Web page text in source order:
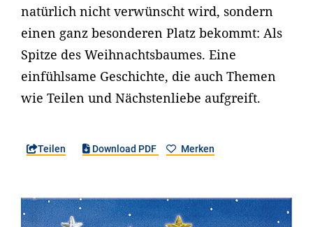
natürlich nicht verwünscht wird, sondern
einen ganz besonderen Platz bekommt: Als
Spitze des Weihnachtsbaumes. Eine
einfühlsame Geschichte, die auch Themen
wie Teilen und Nächstenliebe aufgreift.
Teilen Download PDF Merken